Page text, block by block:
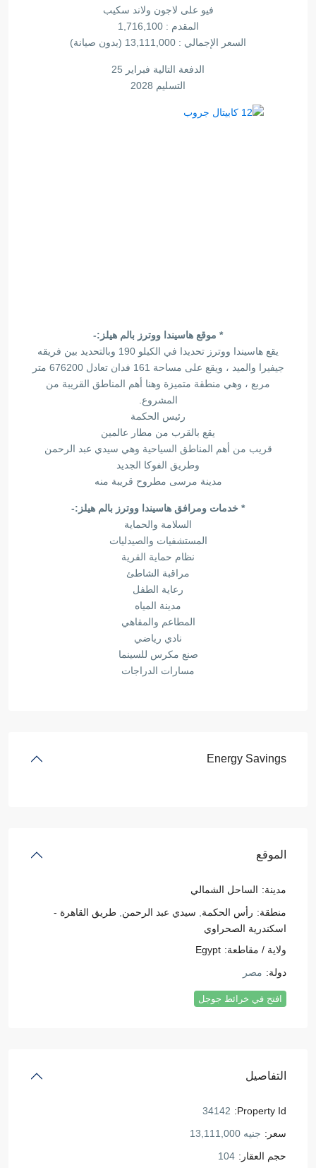
فيو على لاجون ولاند سكيب
المقدم : 1,716,100
السعر الإجمالي : 13,111,000 (بدون صيانة)
الدفعة التالية فبراير 25
التسليم 2028
* موقع هاسيندا ووترز بالم هيلز:-
يقع هاسيندا ووترز تحديدا في الكيلو 190 وبالتحديد بين فريقه
جيفيرا والميد ، ويقع على مساحة 161 فدان تعادل 676200 متر
مربع ، وهي منطقة متميزة وهنا أهم المناطق القريبة من
المشروع.
رئيس الحكمة
يقع بالقرب من مطار عالمين
قريب من أهم المناطق السياحية وهي سيدي عبد الرحمن
وطريق الفوكا الجديد
مدينة مرسى مطروح قريبة منه
* خدمات ومرافق هاسيندا ووترز بالم هيلز:-
السلامة والحماية
المستشفيات والصيدليات
نظام حماية القرية
مراقبة الشاطئ
رعاية الطفل
مدينة المياه
المطاعم والمقاهي
نادي رياضي
صنع مكرس للسينما
مسارات الدراجات
Energy Savings
الموقع
مدينة: الساحل الشمالي
منطقة: رأس الحكمة سيدي عبد الرحمن طريق القاهرة -
اسكندرية الصحراوي
ولاية / مقاطعة: Egypt
دولة: مصر
افتح في خرائط جوجل
التفاصيل
Property Id:
34142
سعر: جنيه 13,111,000
حجم العقار: 104